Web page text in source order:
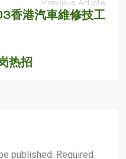
香港汽車維修技工
热招
published. Required